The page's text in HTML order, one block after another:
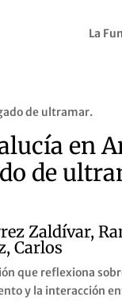
La
de ultramar.
en
de
Zaldívar,
Carlos
que reflexiona
y la interacción